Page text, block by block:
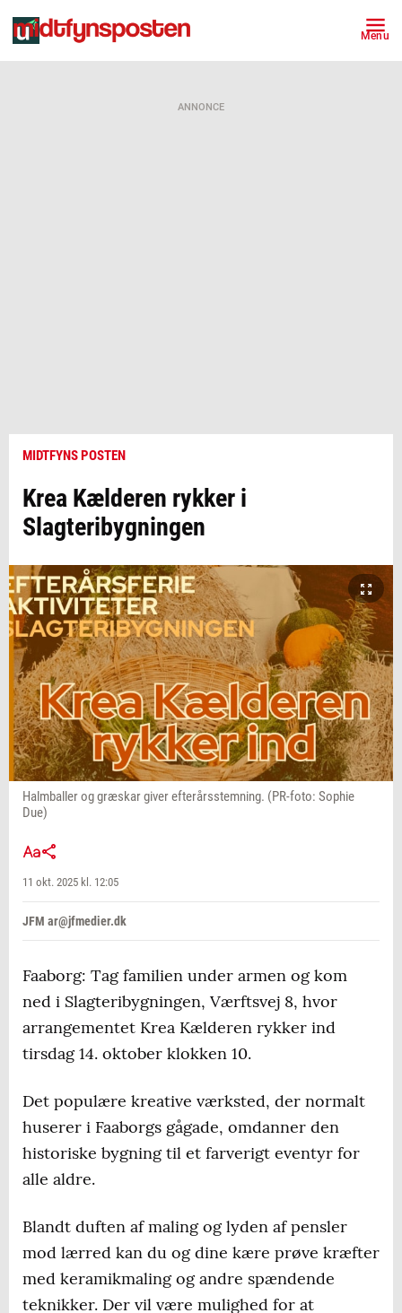
Menu
ANNONCE
MIDTFYNS POSTEN
Krea Kælderen rykker i
Slagteribygningen
Halmballer og græskar giver efterårsstemning. (PR-foto: Sophie
Due)
11 okt. 2025 kl. 12:05
JFM ar@jfmedier.dk
Faaborg: Tag familien under armen og kom
ned i Slagteribygningen, Værftsvej 8, hvor
arrangementet Krea Kælderen rykker ind
tirsdag 14. oktober klokken 10.
Det populære kreative værksted, der normalt
huserer i Faaborgs gågade, omdanner den
historiske bygning til et farverigt eventyr for
alle aldre.
Blandt duften af maling og lyden af pensler
mod lærred kan du og dine kære prøve kræfter
med keramikmaling og andre spændende
teknikker. Der vil være mulighed for at